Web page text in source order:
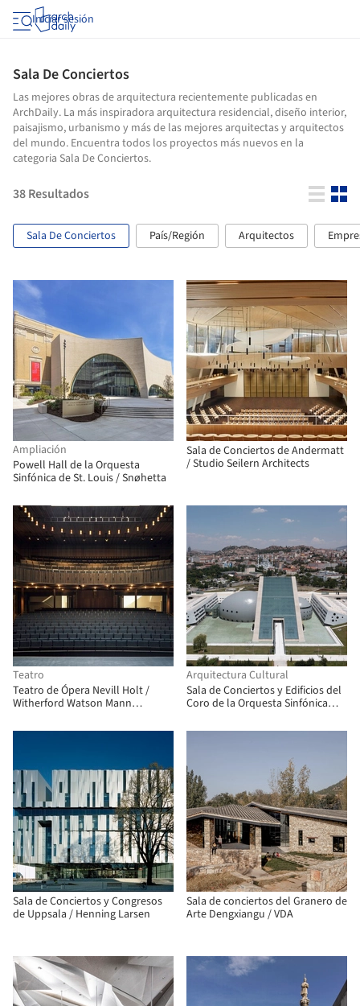
Iniciar sesión
Sala De Conciertos
Las mejores obras de arquitectura recientemente publicadas en
ArchDaily. La más inspiradora arquitectura residencial, diseño interior,
paisajismo, urbanismo y más de las mejores arquitectas y arquitectos
del mundo. Encuentra todos los proyectos más nuevos en la
categoria Sala De Conciertos.
38Resultados
Sala De Conciertos País/Región Arquitectos
Ampliación
Powell Hall de la Orquesta
Sinfónica de St. Louis / Snøhetta
Sala de Conciertos de Andermatt
/ Studio Seilern Architects
Teatro
Teatro de Ópera Nevill Holt /
Witherford Watson Mann
Arquitectura Cultural
Sala de Conciertos y Edificios del
Coro de la Orquesta Sinfónica
Sala de Conciertos y Congresos
de Uppsala / Henning Larsen
Sala de conciertos del Granero de
Arte Dengxiangu / VDA